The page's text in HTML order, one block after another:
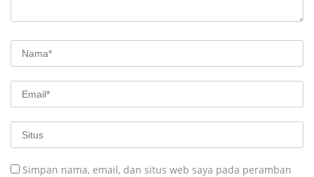
Simpan nama, email, dan situs web saya pada peramban